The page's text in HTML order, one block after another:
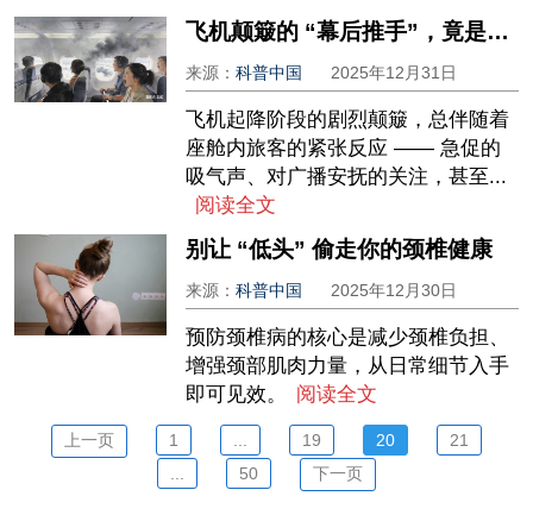
飞机颠簸的 “幕后推手”，竟是气流的正交碰撞？
来源：科普中国 2025年12月31日
飞机起降阶段的剧烈颠簸，总伴随着
座舱内旅客的紧张反应 —— 急促的
吸气声、对广播安抚的关注，甚至...
阅读全文
别让 “低头” 偷走你的颈椎健康
来源：科普中国 2025年12月30日
预防颈椎病的核心是减少颈椎负担、
增强颈部肌肉力量，从日常细节入手
即可见效。
阅读全文
上一页 1 19 20
21
50 下一页